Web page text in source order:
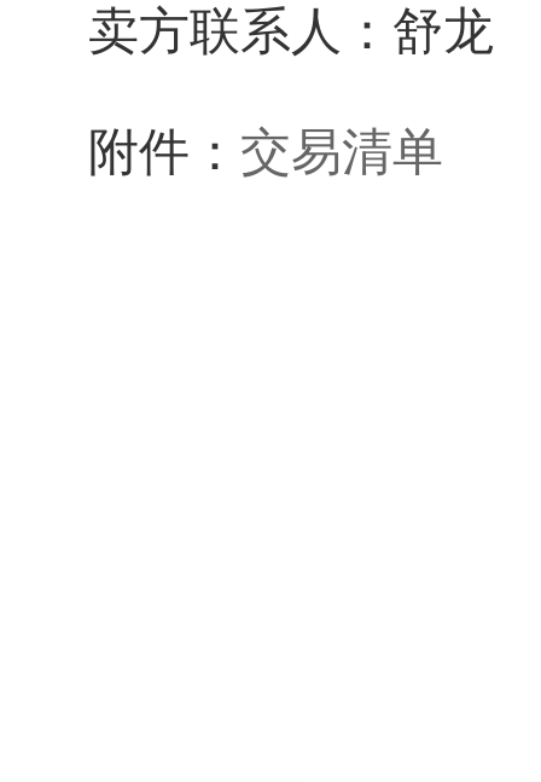
卖方联系人：舒龙
附件： 交易清单